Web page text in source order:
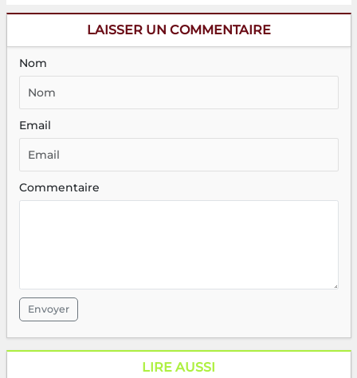
LAISSER UN COMMENTAIRE
Nom
Email
Commentaire
Envoyer
LIRE AUSSI